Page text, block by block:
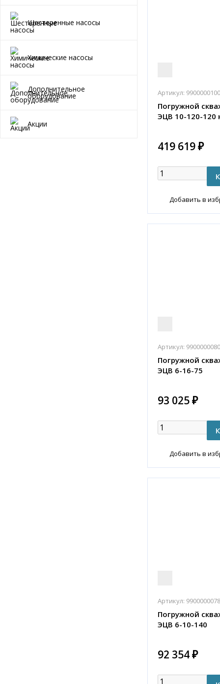
Шестеренные насосы
Химические насосы
Дополнительное
оборудование
Акции
Артикул:
Погружной
ЭЦВ 10-120-120
419 619 ₽
Добавить в
Артикул:
Погружной
ЭЦВ 6-16-75
93 025 ₽
Добавить в
Артикул:
Погружной
ЭЦВ 6-10-140
92 354 ₽